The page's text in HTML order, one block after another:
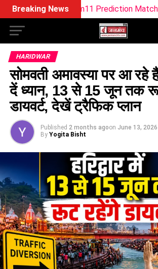
Breaking News
Dream11 Prediction Match 26:
HARIDWAR
सोमवती अमावस्या पर आ रहे हैं
दें ध्यान, 13 से 15 जून तक
डायवर्ट, देखें ट्रैफिक प्लान
Published 2 months agoon June 13, 2026
By Yogita Bisht